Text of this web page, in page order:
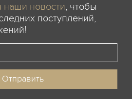
новости, чтобы
поступлений,